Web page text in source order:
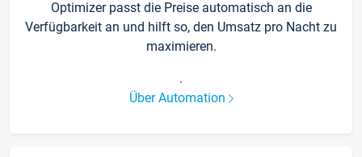
Optimizer passt die Preise automatisch an die
Verfügbarkeit an und hilft so, den Umsatz pro Nacht zu
maximieren.
.
Über Automation